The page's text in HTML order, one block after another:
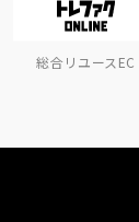
総合リユースEC